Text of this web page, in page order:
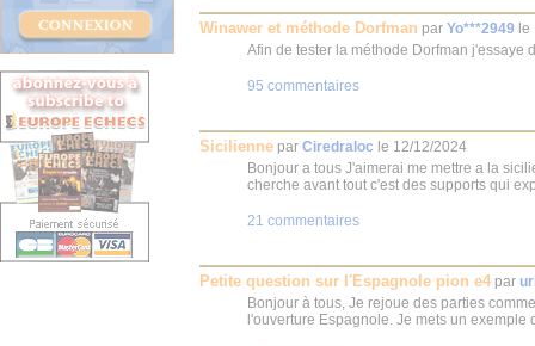
Winawer et méthode Dorfman par Yo***2949 le
Afin de tester la méthode Dorfman j'essaye
95 commentaires
Sicilienne par Ciredraloc le 12/12/2024
Bonjour a tous J'aimerai me mettre a la
cherche avant tout c'est des supports qui
21 commentaires
Petite question sur l'Espagnole pion e4 par
Bonjour à tous, Je rejoue des parties
l'ouverture Espagnole. Je mets un exemple